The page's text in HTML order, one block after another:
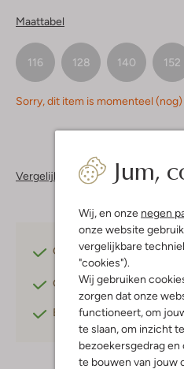
Jum,
Wij, en onze negen
onze website
vergelijkbare
"cookies").
Wij gebruiken
zorgen dat onze
functioneert, om
te slaan, om inzicht
bezoekersgedrag en
te bouwen van jouw
Maattabel
116 128 140 152
Sorry, dit item is momenteel
Vergelijkbare items
Gratis verzendingvanaf
Gratis retournerenbinnen
Betaal achterafmet Klarna